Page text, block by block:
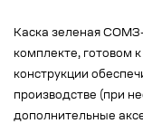
Каска зеленая
комплекте, готовом
конструкции
производстве (при
дополнительные